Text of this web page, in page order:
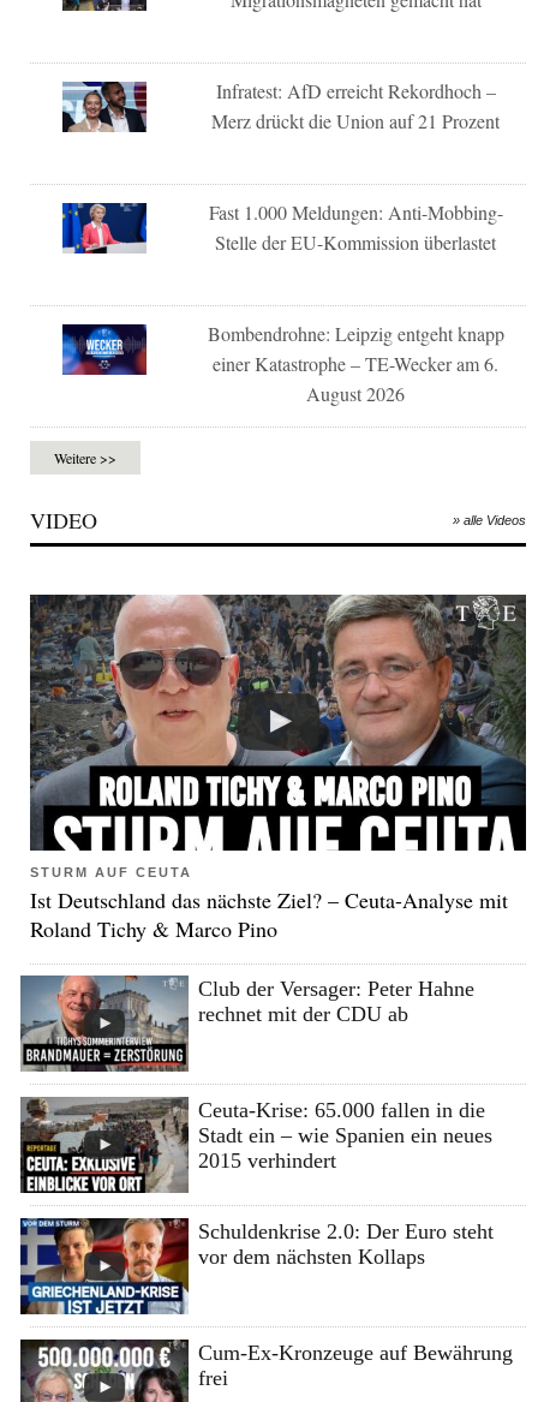
Infratest: AfD erreicht Rekordhoch –
Merz drückt die Union auf 21 Prozent
Fast 1.000 Meldungen: Anti-Mobbing-
Stelle der EU-Kommission überlastet
Bombendrohne: Leipzig entgeht knapp
einer Katastrophe – TE-Wecker am 6.
August 2026
Weitere >>
VIDEO » alle Videos
STURM AUF CEUTA
Ist Deutschland das nächste Ziel? – Ceuta-Analyse mit
Roland Tichy & Marco Pino
Club der Versager: Peter Hahne
rechnet mit der CDU ab
Ceuta-Krise: 65.000 fallen in die
Stadt ein – wie Spanien ein neues
2015 verhindert
Schuldenkrise 2.0: Der Euro steht
vor dem nächsten Kollaps
Cum-Ex-Kronzeuge auf Bewährung
frei